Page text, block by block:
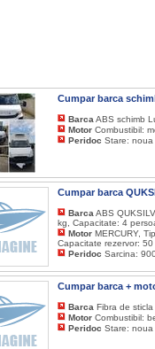
Cumpar barca
Barca ABS schimb
Motor Combustibil:
Peridoc Stare: noua
Cumpar barca
Barca ABS
kg, Capacitate: 4
Motor MERCURY,
Capacitate rezervor:
Peridoc Sarcina:
Cumpar barca +
Barca Fibra de
Motor Combustibil:
Peridoc Stare: noua